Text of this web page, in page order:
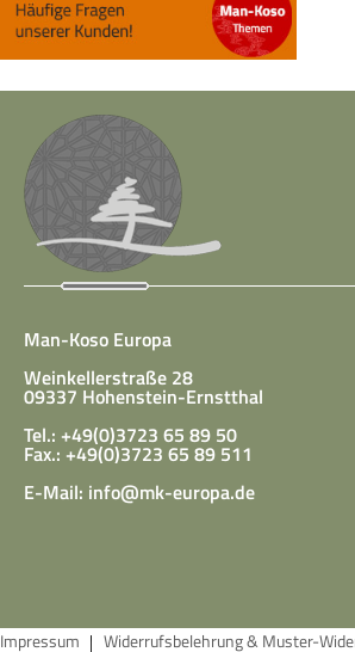
Man-Koso Europa
Weinkellerstraße 28
09337 Hohenstein-Ernstthal
Tel.: +49(0)3723 65 89 50
Fax.: +49(0)3723 65 89 511
E-Mail: info@mk-europa.de
Impressum Widerrufsbelehrung & Muster-